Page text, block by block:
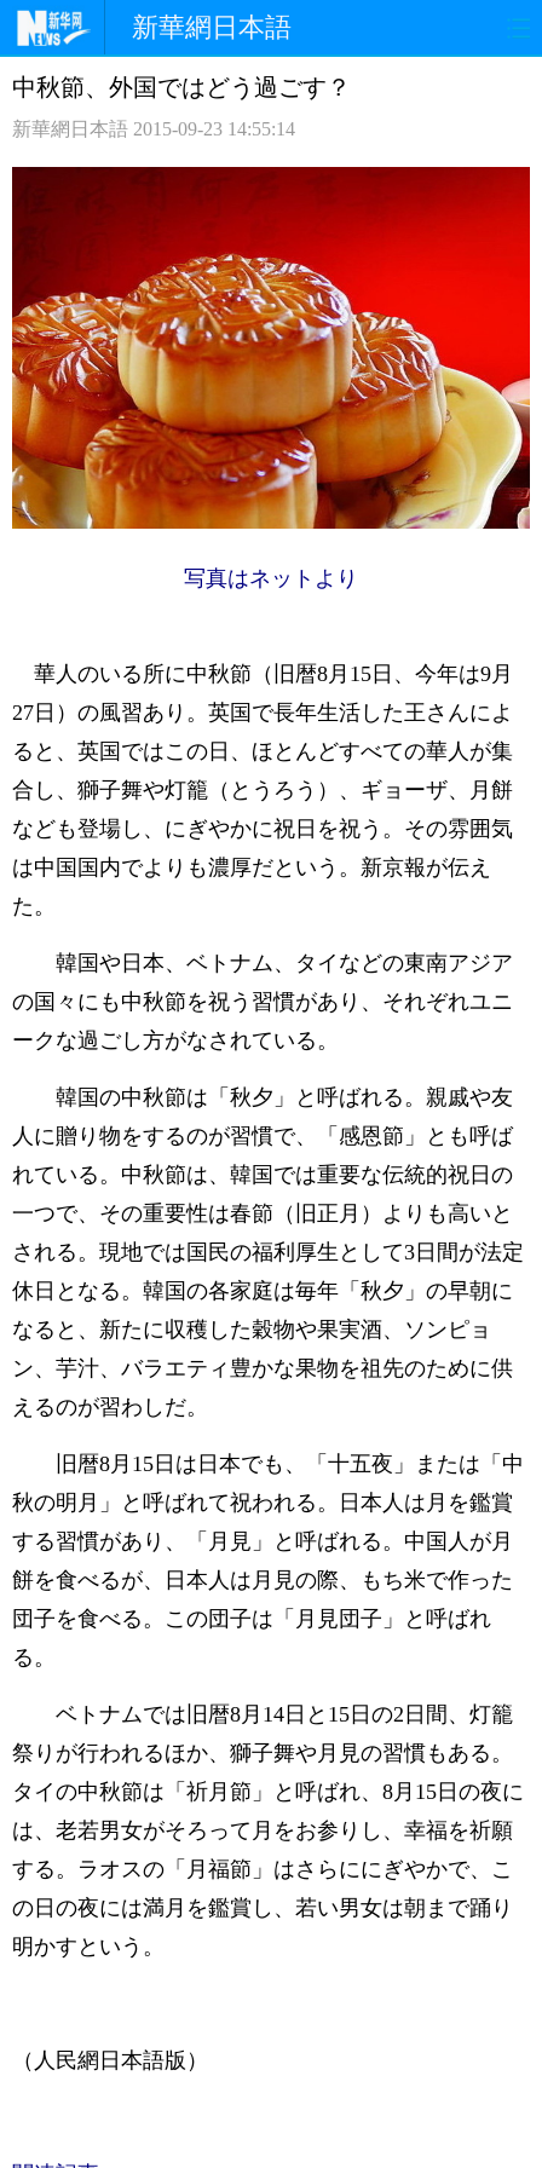
新華網日本語
ホームページ 政治
観光 評論
中秋節、外国ではどう過ごす？
新華網日本語 2015-09-23 14:55:14
写真はネットより
華人のいる所に中秋節（旧暦8月15日、今年は9月
27日）の風習あり。英国で長年生活した王さんによ
ると、英国ではこの日、ほとんどすべての華人が集
合し、獅子舞や灯籠（とうろう）、ギョーザ、月餅
なども登場し、にぎやかに祝日を祝う。その雰囲気
は中国国内でよりも濃厚だという。新京報が伝え
た。
韓国や日本、ベトナム、タイなどの東南アジア
の国々にも中秋節を祝う習慣があり、それぞれユニ
ークな過ごし方がなされている。
韓国の中秋節は「秋夕」と呼ばれる。親戚や友
人に贈り物をするのが習慣で、「感恩節」とも呼ば
れている。中秋節は、韓国では重要な伝統的祝日の
一つで、その重要性は春節（旧正月）よりも高いと
される。現地では国民の福利厚生として3日間が法定
休日となる。韓国の各家庭は毎年「秋夕」の早朝に
なると、新たに収穫した穀物や果実酒、ソンピョ
ン、芋汁、バラエティ豊かな果物を祖先のために供
えるのが習わしだ。
旧暦8月15日は日本でも、「十五夜」または「中
秋の明月」と呼ばれて祝われる。日本人は月を鑑賞
する習慣があり、「月見」と呼ばれる。中国人が月
餅を食べるが、日本人は月見の際、もち米で作った
団子を食べる。この団子は「月見団子」と呼ばれ
る。
ベトナムでは旧暦8月14日と15日の2日間、灯籠
祭りが行われるほか、獅子舞や月見の習慣もある。
タイの中秋節は「祈月節」と呼ばれ、8月15日の夜に
は、老若男女がそろって月をお参りし、幸福を祈願
する。ラオスの「月福節」はさらににぎやかで、こ
の日の夜には満月を鑑賞し、若い男女は朝まで踊り
明かすという。
（人民網日本語版）